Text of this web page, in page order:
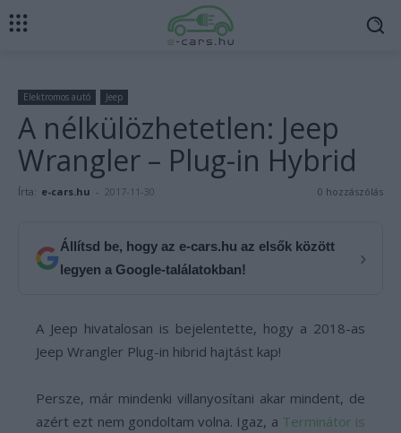
Elektromos autó Jeep
A nélkülözhetetlen: Jeep
Wrangler – Plug-in Hybrid
Írta: e-cars.hu - 2017-11-30 0 hozzászólás
Állítsd be, hogy az e-cars.hu az elsők között
legyen a Google-találatokban!
›
A Jeep hivatalosan is bejelentette, hogy a 2018-as
Jeep Wrangler Plug-in hibrid hajtást kap!
Persze, már mindenki villanyosítani akar mindent, de
azért ezt nem gondoltam volna. Igaz, a Terminátor is